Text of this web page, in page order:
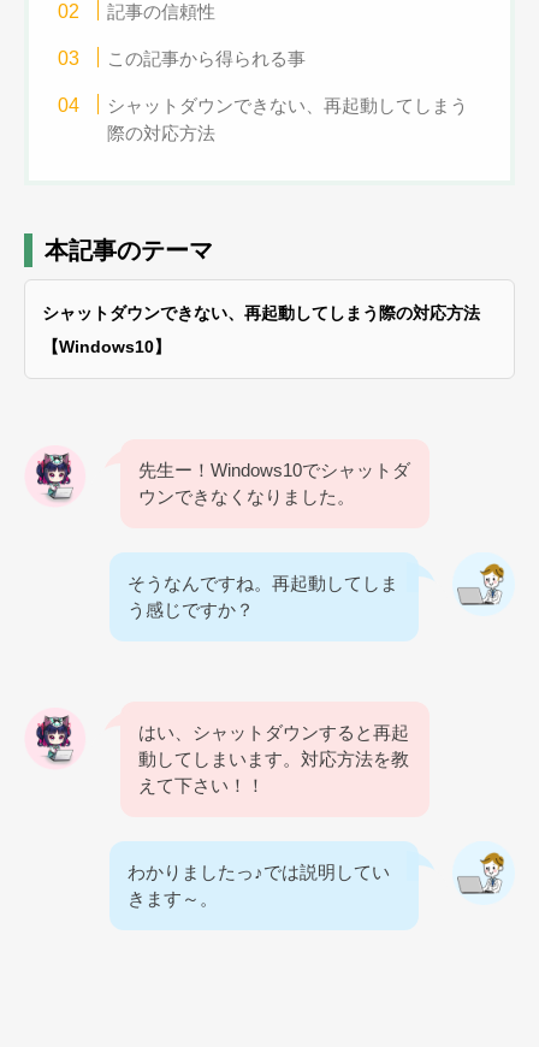
記事の信頼性
この記事から得られる事
シャットダウンできない、再起動してしまう
際の対応方法
本記事のテーマ
シャットダウンできない、再起動してしまう際の対応方法
【Windows10】
先生ー！Windows10でシャットダ
ウンできなくなりました。
そうなんですね。再起動してしま
う感じですか？
はい、シャットダウンすると再起
動してしまいます。対応方法を教
えて下さい！！
わかりましたっ♪では説明してい
きます～。